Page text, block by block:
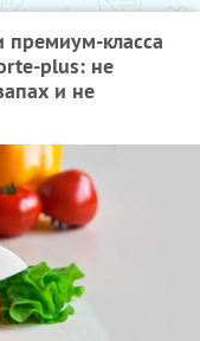
премиум-класса
plus: не
и не